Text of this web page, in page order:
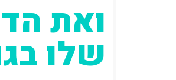
ואת
שלו